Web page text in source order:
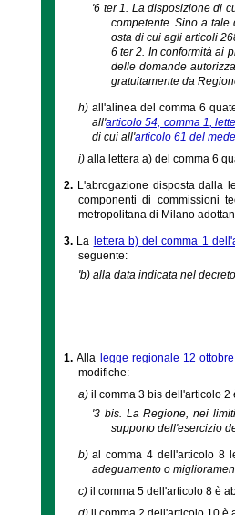
'6 ter 1. La disposizione di
competente. Sino a
osta di cui agli articoli
6 ter 2. In conformità ai
delle domande
gratuitamente da
h) all'alinea del comma 6
all'articolo 54, comma 1,
di cui all'articolo 61 del
i) alla lettera a) del comma 6
2. L'abrogazione disposta dalla
componenti di commissioni
metropolitana di Milano
3. La lettera b) del comma 1
seguente:
'b) alla data indicata nel
1.Alla legge regionale 12
modifiche:
a) il comma 3 bis dell'articolo 2
'3 bis. La Regione, nei
supporto dell'esercizio
b)al comma 4 dell'articolo 8
adeguamento o
c) il comma 5 dell'articolo 8 è